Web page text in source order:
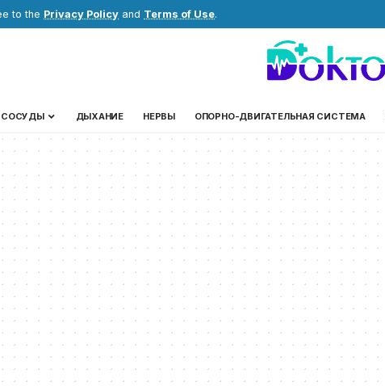
to the Privacy Policy and Terms of Use.
СОСУДЫ ДЫХАНИЕ НЕРВЫ ОПОРНО-ДВИГАТЕЛЬНАЯ СИСТЕМА